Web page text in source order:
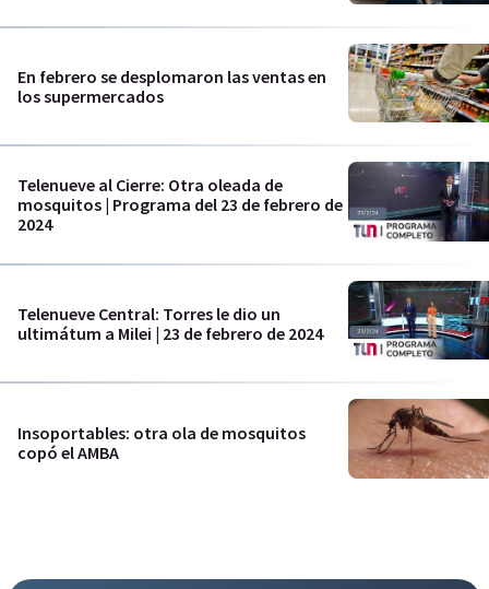
En febrero se desplomaron las ventas en
los supermercados
Telenueve al Cierre: Otra oleada de
mosquitos | Programa del 23 de febrero de
2024
Telenueve Central: Torres le dio un
ultimátum a Milei | 23 de febrero de 2024
Insoportables: otra ola de mosquitos
copó el AMBA